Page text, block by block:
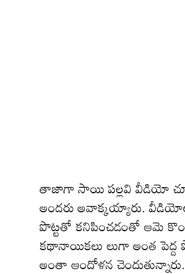
తాజాగా సాయి ప‌ల్ల‌వి వీడియో
అంద‌రు అవాక్క‌య్యారు.
పొట్టతో క‌నిపించ‌డంతో ఆమె
క‌థానాయిక‌లు లుగా అంత
అంతా ఆందోళన